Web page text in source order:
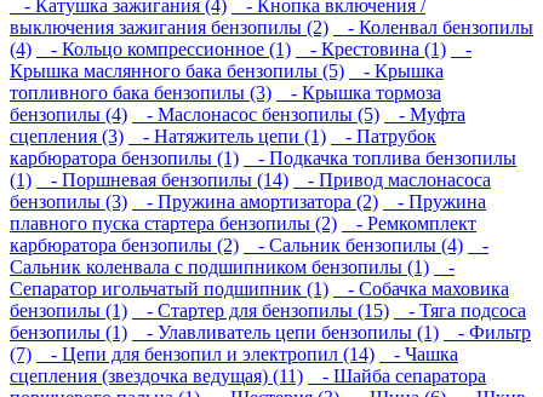
- Катушка зажигания (4)
- Кнопка включения /
выключения зажигания бензопилы (2)
- Коленвал бензопилы
(4)
- Кольцо компрессионное (1) - Крестовина (1)
-
Крышка маслянного бака бензопилы (5)
- Крышка
топливного бака бензопилы (3)
- Крышка тормоза
бензопилы (4)
- Маслонасос бензопилы (5)
- Муфта
сцепления (3)
- Натяжитель цепи (1)
- Патрубок
карбюратора бензопилы (1)
- Подкачка топлива бензопилы
(1)
- Поршневая бензопилы (14)
- Привод маслонасоса
бензопилы (3)
- Пружина амортизатора (2)
- Пружина
плавного пуска стартера бензопилы (2)
- Ремкомплект
карбюратора бензопилы (2)
- Сальник бензопилы (4)
-
Сальник коленвала с подшипником бензопилы (1)
-
Сепаратор игольчатый подшипник (1)
- Собачка маховика
бензопилы (1)
- Стартер для бензопилы (15)
- Тяга подсоса
бензопилы (1)
- Улавливатель цепи бензопилы (1)
- Фильтр
(7)
- Цепи для бензопил и электропил (14)
- Чашка
сцепления (звездочка ведущая) (11)
- Шайба сепаратора